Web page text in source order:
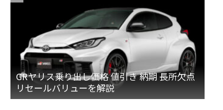
GRヤリス乗り出し価格 値引き 納期 長所欠点
リセールバリューを解説